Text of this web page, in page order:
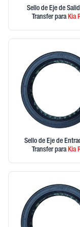
Sello de Eje de
Transfer paraKia
Sello de Eje de
Transfer paraKia